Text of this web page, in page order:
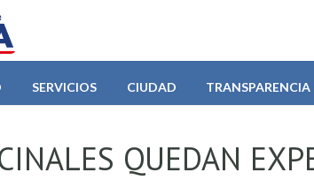
SERVICIOS CIUDAD TRANSPARENCIA
QUEDAN